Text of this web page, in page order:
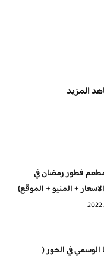
المزيد
فطور رمضان في
+ المنيو + الموقع)
الوسمي في الخور (